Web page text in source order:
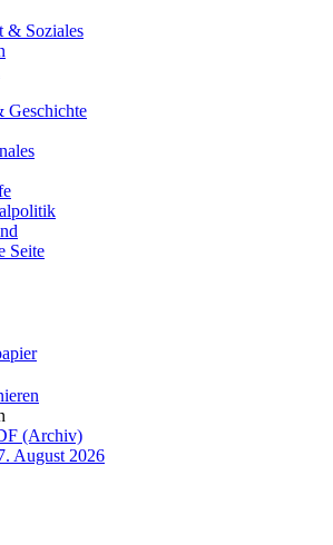
& Soziales
Geschichte
Seite
(Archiv)
August 2026